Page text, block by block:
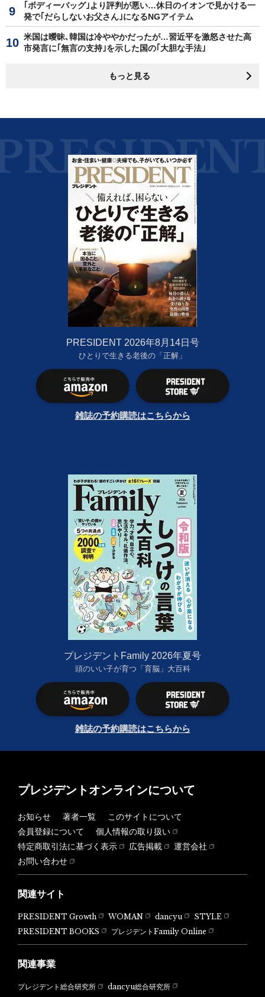
｢ボディーバッグ｣より評判が悪い…休日のイオンで見かける一
発で｢だらしないお父さん｣になるNGアイテム
米国は曖昧､韓国は冷ややかだったが…習近平を激怒させた高
市発言に｢無言の支持｣を示した国の｢大胆な手法｣
もっと見る
PRESIDENT 2026年8月14日号
ひとりで生きる老後の「正解」
雑誌の予約購読はこちらから
プレジデントFamily 2026年夏号
頭のいい子が育つ「育脳」大百科
雑誌の予約購読はこちらから
プレジデントオンラインについて
お知らせ 著者一覧
このサイトについて
会員登録について
個人情報の取り扱い
特定商取引法に基づく表示
広告掲載
運営会社
お問い合わせ
関連サイト
PRESIDENT Growth WOMAN dancyu
STYLE
PRESIDENT BOOKS
プレジデントFamily Online
関連事業
プレジデント総合研究所 dancyu総合研究所